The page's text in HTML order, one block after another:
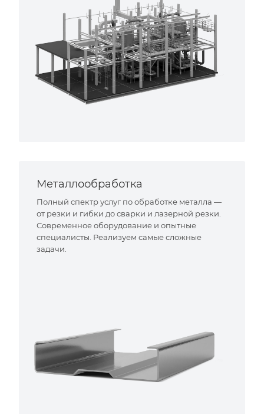
Металлообработка
Полный спектр услуг по обработке металла —
от резки и гибки до сварки и лазерной резки.
Современное оборудование и опытные
специалисты. Реализуем самые сложные
задачи.